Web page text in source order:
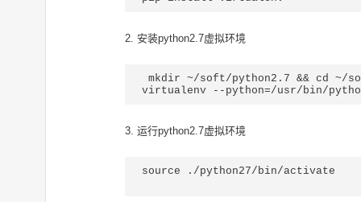
2. 安装python2.7虚拟环境
3. 运行python2.7虚拟环境
source ./python27/bin/activate